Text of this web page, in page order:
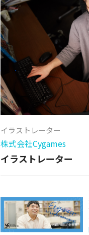
イラストレーター
株式会社Cygames
イラストレーター